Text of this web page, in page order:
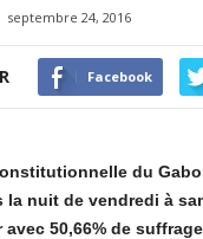
septembre 24, 2016
Facebook
du
la nuit de vendredi à
avec 50,66% de